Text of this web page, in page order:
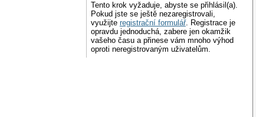
Tento krok vyžaduje, abyste se přihlásil(a).
Pokud jste se ještě nezaregistrovali,
využijte registrační formulář. Registrace je
opravdu jednoduchá, zabere jen okamžik
vašeho času a přinese vám mnoho výhod
oproti neregistrovaným uživatelům.